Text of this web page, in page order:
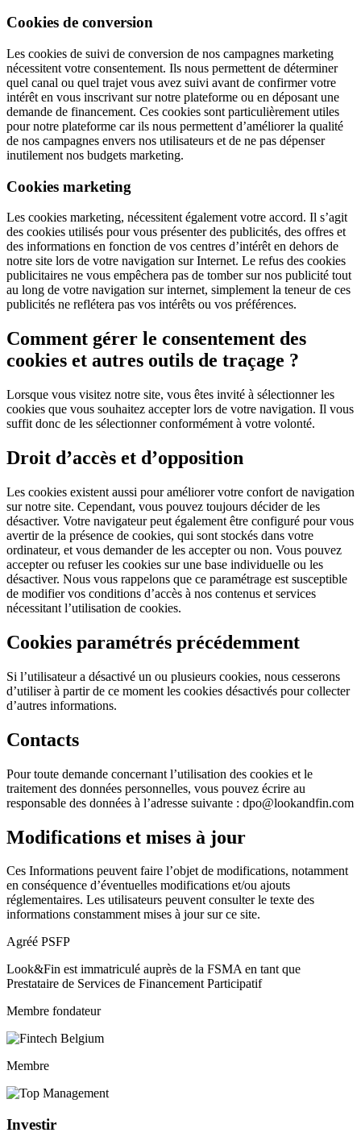
Cookies de conversion
Les cookies de suivi de conversion de nos campagnes marketing
nécessitent votre consentement. Ils nous permettent de déterminer
quel canal ou quel trajet vous avez suivi avant de confirmer votre
intérêt en vous inscrivant sur notre plateforme ou en déposant une
demande de financement. Ces cookies sont particulièrement utiles
pour notre plateforme car ils nous permettent d’améliorer la qualité
de nos campagnes envers nos utilisateurs et de ne pas dépenser
inutilement nos budgets marketing.
Cookies marketing
Les cookies marketing, nécessitent également votre accord. Il s’agit
des cookies utilisés pour vous présenter des publicités, des offres et
des informations en fonction de vos centres d’intérêt en dehors de
notre site lors de votre navigation sur Internet. Le refus des cookies
publicitaires ne vous empêchera pas de tomber sur nos publicité tout
au long de votre navigation sur internet, simplement la teneur de ces
publicités ne reflétera pas vos intérêts ou vos préférences.
Comment gérer le consentement des
cookies et autres outils de traçage ?
Lorsque vous visitez notre site, vous êtes invité à sélectionner les
cookies que vous souhaitez accepter lors de votre navigation. Il vous
suffit donc de les sélectionner conformément à votre volonté.
Droit d’accès et d’opposition
Les cookies existent aussi pour améliorer votre confort de navigation
sur notre site. Cependant, vous pouvez toujours décider de les
désactiver. Votre navigateur peut également être configuré pour vous
avertir de la présence de cookies, qui sont stockés dans votre
ordinateur, et vous demander de les accepter ou non. Vous pouvez
accepter ou refuser les cookies sur une base individuelle ou les
désactiver. Nous vous rappelons que ce paramétrage est susceptible
de modifier vos conditions d’accès à nos contenus et services
nécessitant l’utilisation de cookies.
Cookies paramétrés précédemment
Si l’utilisateur a désactivé un ou plusieurs cookies, nous cesserons
d’utiliser à partir de ce moment les cookies désactivés pour collecter
d’autres informations.
Contacts
Pour toute demande concernant l’utilisation des cookies et le
traitement des données personnelles, vous pouvez écrire au
responsable des données à l’adresse suivante : dpo@lookandfin.com
Modifications et mises à jour
Ces Informations peuvent faire l’objet de modifications, notamment
en conséquence d’éventuelles modifications et/ou ajouts
réglementaires. Les utilisateurs peuvent consulter le texte des
informations constamment mises à jour sur ce site.
Agréé PSFP
Look&Fin est immatriculé auprès de la FSMA en tant que
Prestataire de Services de Financement Participatif
Membre fondateur
Membre
Investir